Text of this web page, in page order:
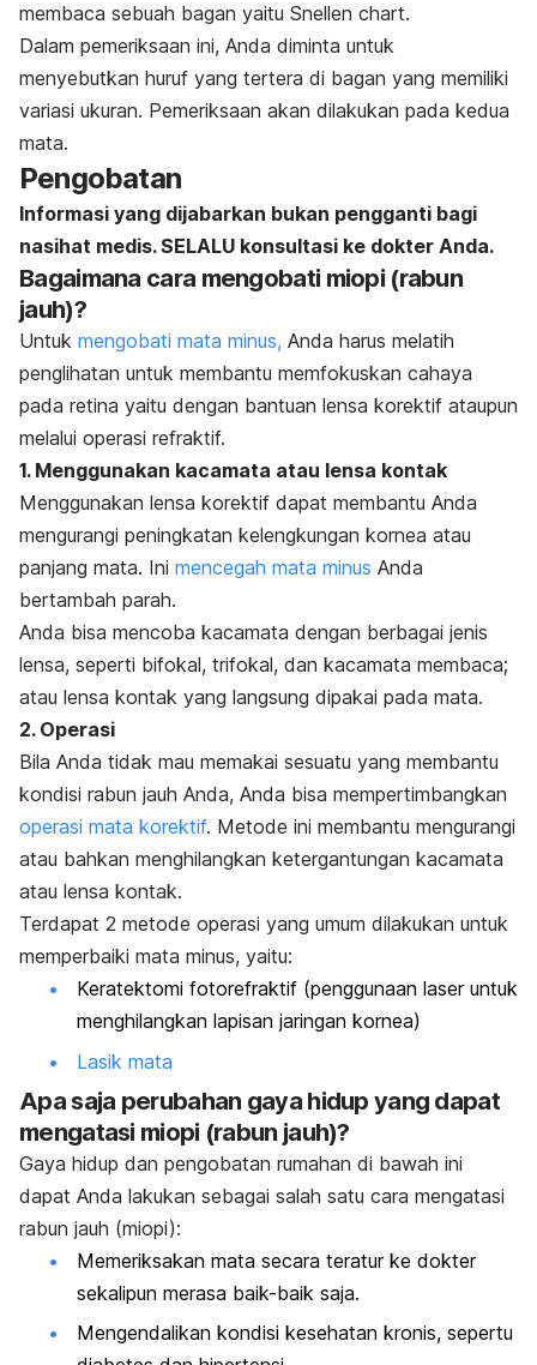
membaca sebuah bagan yaitu Snellen chart.
Dalam pemeriksaan ini, Anda diminta untuk
menyebutkan huruf yang tertera di bagan yang memiliki
variasi ukuran. Pemeriksaan akan dilakukan pada kedua
mata.
Pengobatan
Informasi yang dijabarkan bukan pengganti bagi
nasihat medis. SELALU konsultasi ke dokter Anda.
Bagaimana cara mengobati miopi (rabun
jauh)?
Untuk mengobati mata minus, Anda harus melatih
penglihatan untuk membantu memfokuskan cahaya
pada retina yaitu dengan bantuan lensa korektif ataupun
melalui operasi refraktif.
1. Menggunakan kacamata atau lensa kontak
Menggunakan lensa korektif dapat membantu Anda
mengurangi peningkatan kelengkungan kornea atau
panjang mata. Ini mencegah mata minus Anda
bertambah parah.
Anda bisa mencoba kacamata dengan berbagai jenis
lensa, seperti bifokal, trifokal, dan kacamata membaca;
atau lensa kontak yang langsung dipakai pada mata.
2. Operasi
Bila Anda tidak mau memakai sesuatu yang membantu
kondisi rabun jauh Anda, Anda bisa mempertimbangkan
operasi mata korektif. Metode ini membantu mengurangi
atau bahkan menghilangkan ketergantungan kacamata
atau lensa kontak.
Terdapat 2 metode operasi yang umum dilakukan untuk
memperbaiki mata minus, yaitu:
Keratektomi fotorefraktif (penggunaan laser untuk
menghilangkan lapisan jaringan kornea)
Lasik mata
Apa saja perubahan gaya hidup yang dapat
mengatasi miopi (rabun jauh)?
Gaya hidup dan pengobatan rumahan di bawah ini
dapat Anda lakukan sebagai salah satu cara mengatasi
rabun jauh (miopi):
Memeriksakan mata secara teratur ke dokter
sekalipun merasa baik-baik saja.
Mengendalikan kondisi kesehatan kronis, sepertu